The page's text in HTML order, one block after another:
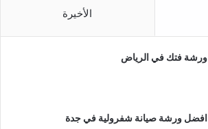
الأخيرة
ورشة فتك في الرياض
افضل ورشة صيانة شفرولية في جدة